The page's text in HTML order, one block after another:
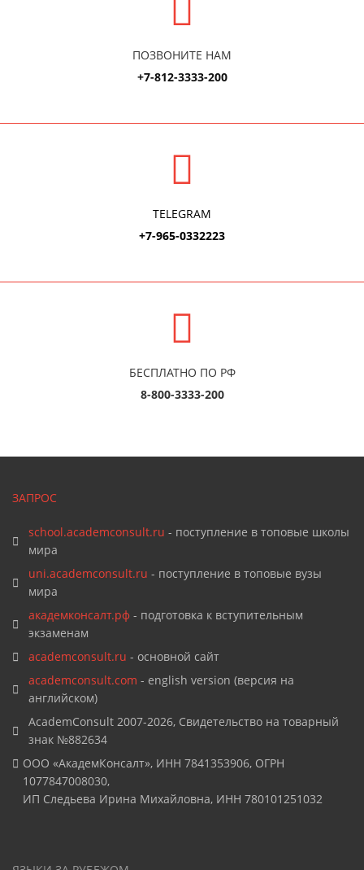
ПОЗВОНИТЕ НАМ
+7-812-3333-200
TELEGRAM
+7-965-0332223
БЕСПЛАТНО ПО РФ
8-800-3333-200
ЗАПРОС
school.academconsult.ru - поступление в топовые школы
мира
uni.academconsult.ru - поступление в топовые вузы
мира
академконсалт.рф- подготовка к вступительным
экзаменам
academconsult.ru - основной сайт
academconsult.com - english version (версия на
английском)
AcademConsult 2007-2026, Свидетельство на товарный
знак №882634
ООО «АкадемКонсалт», ИНН 7841353906, ОГРН
1077847008030,
ИП Следьева Ирина Михайловна, ИНН 780101251032